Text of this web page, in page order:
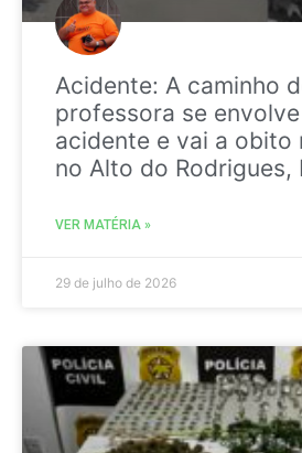
Acidente: A caminho
professora se
acidente e vai a obito
no Alto do Rodrigues,
VER MATÉRIA »
29 de julho de 2026